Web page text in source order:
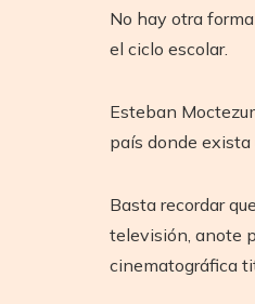
No hay otra
el ciclo escolar.
Esteban
país donde exista
Basta recordar
televisión, anote
cinematográfica